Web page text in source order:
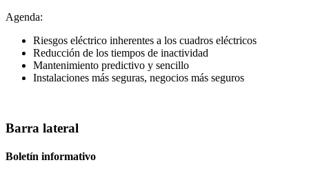
Agenda:
Riesgos eléctrico inherentes a los cuadros eléctricos
Reducción de los tiempos de inactividad
Mantenimiento predictivo y sencillo
Instalaciones más seguras, negocios más seguros
Barra lateral
Boletín informativo